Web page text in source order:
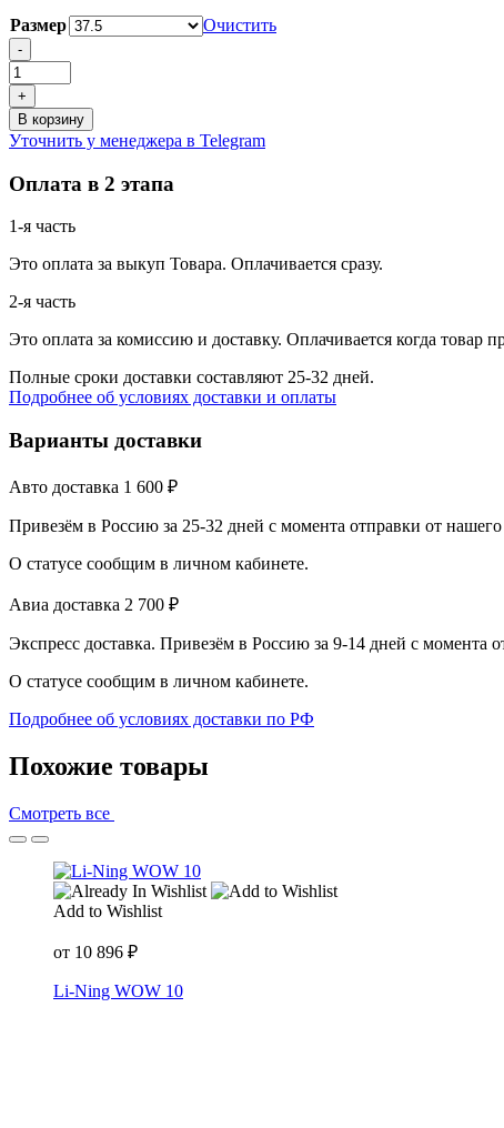
Размер
Очистить
Количество
товара
Nike
LeBron
20
EP
-
+
В корзину
Уточнить у менеджера в Telegram
Оплата в 2 этапа
1-я часть
Это оплата за выкуп Товара. Оплачивается сразу.
2-я часть
Это оплата за комиссию и доставку. Оплачивается когда товар
Полные сроки доставки составляют 25-32 дней.
Подробнее об условиях доставки и оплаты
Варианты доставки
Авто доставка 1 600 ₽
Привезём в Россию за 25-32 дней с момента отправки от
О статусе сообщим в личном кабинете.
Авиа доставка 2 700 ₽
Экспресс доставка. Привезём в Россию за 9-14 дней с
О статусе сообщим в личном кабинете.
Подробнее об условиях доставки по РФ
Похожие товары
Смотреть все
Add to Wishlist
от 10 896 ₽
Li-Ning WOW 10